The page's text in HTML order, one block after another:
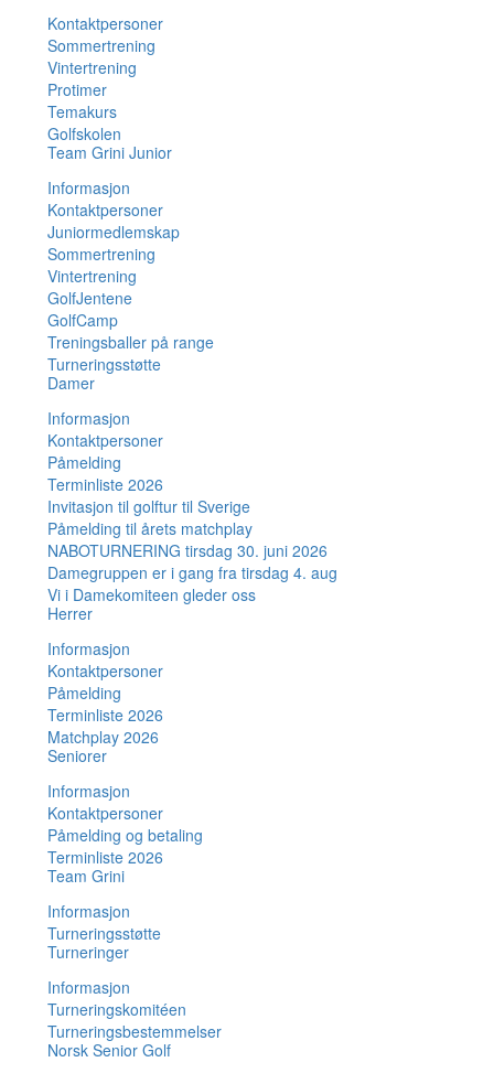
Kontaktpersoner
Sommertrening
Vintertrening
Protimer
Temakurs
Golfskolen
Team Grini Junior
Informasjon
Kontaktpersoner
Juniormedlemskap
Sommertrening
Vintertrening
GolfJentene
GolfCamp
Treningsballer på range
Turneringsstøtte
Damer
Informasjon
Kontaktpersoner
Påmelding
Terminliste 2026
Invitasjon til golftur til Sverige
Påmelding til årets matchplay
NABOTURNERING tirsdag 30. juni 2026
Damegruppen er i gang fra tirsdag 4. aug
Vi i Damekomiteen gleder oss
Herrer
Informasjon
Kontaktpersoner
Påmelding
Terminliste 2026
Matchplay 2026
Seniorer
Informasjon
Kontaktpersoner
Påmelding og betaling
Terminliste 2026
Team Grini
Informasjon
Turneringsstøtte
Turneringer
Informasjon
Turneringskomitéen
Turneringsbestemmelser
Norsk Senior Golf